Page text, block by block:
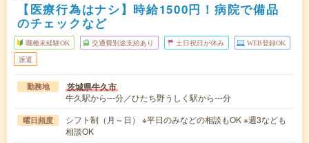
【医療行為はナシ】時給1500円！病院で備品
のチェックなど
職種未経験OK 交通費別途支給あり 土日祝日が休み WEB登録OK
派遣
勤務地 茨城県牛久市
牛久駅から---分／ひたち野うしく駅から---分
曜日頻度
シフト制（月～日） ※平日のみなどの相談もOK ※週3なども
相談OK